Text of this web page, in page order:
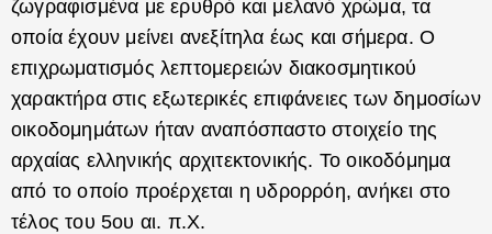
ζωγραφισμένα με ερυθρό και μελανό χρώμα, τα
οποία έχουν μείνει ανεξίτηλα έως και σήμερα. Ο
επιχρωματισμός λεπτομερειών διακοσμητικού
χαρακτήρα στις εξωτερικές επιφάνειες των δημοσίων
οικοδομημάτων ήταν αναπόσπαστο στοιχείο της
αρχαίας ελληνικής αρχιτεκτονικής. Το οικοδόμημα
από το οποίο προέρχεται η υδρορρόη, ανήκει στο
τέλος του 5ου αι. π.Χ.